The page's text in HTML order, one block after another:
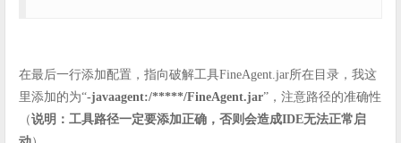
在最后一行添加配置，指向破解工具FineAgent.jar所在目录，我这
里添加的为“-javaagent:/*****/FineAgent.jar”，注意路径的准确性
（说明：工具路径一定要添加正确，否则会造成IDE无法正常启